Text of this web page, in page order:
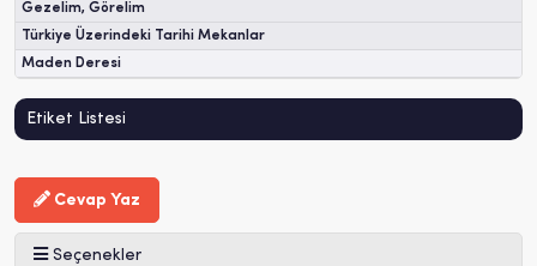
Gezelim, Görelim
Türkiye Üzerindeki Tarihi Mekanlar
Maden Deresi
Etiket Listesi
Cevap Yaz
Seçenekler